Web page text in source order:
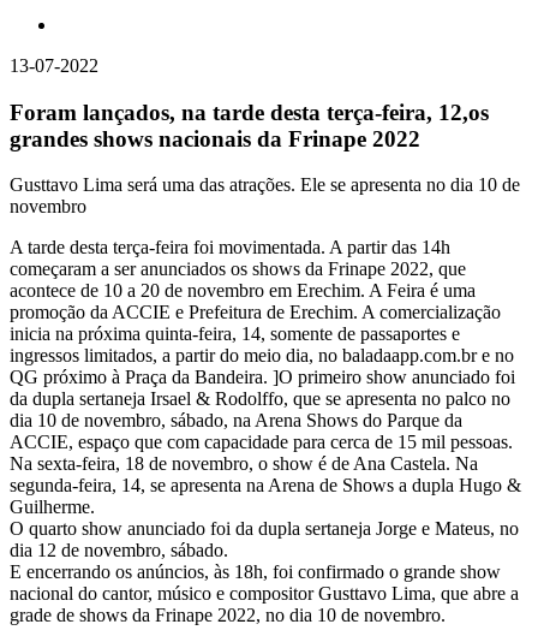
13-07-2022
Foram lançados, na tarde desta terça-feira, 12,os
grandes shows nacionais da Frinape 2022
Gusttavo Lima será uma das atrações. Ele se apresenta no dia 10 de
novembro
A tarde desta terça-feira foi movimentada. A partir das 14h
começaram a ser anunciados os shows da Frinape 2022, que
acontece de 10 a 20 de novembro em Erechim. A Feira é uma
promoção da ACCIE e Prefeitura de Erechim. A comercialização
inicia na próxima quinta-feira, 14, somente de passaportes e
ingressos limitados, a partir do meio dia, no baladaapp.com.br e no
QG próximo à Praça da Bandeira. ]O primeiro show anunciado foi
da dupla sertaneja Irsael & Rodolffo, que se apresenta no palco no
dia 10 de novembro, sábado, na Arena Shows do Parque da
ACCIE, espaço que com capacidade para cerca de 15 mil pessoas.
Na sexta-feira, 18 de novembro, o show é de Ana Castela. Na
segunda-feira, 14, se apresenta na Arena de Shows a dupla Hugo &
Guilherme.
O quarto show anunciado foi da dupla sertaneja Jorge e Mateus, no
dia 12 de novembro, sábado.
E encerrando os anúncios, às 18h, foi confirmado o grande show
nacional do cantor, músico e compositor Gusttavo Lima, que abre a
grade de shows da Frinape 2022, no dia 10 de novembro.